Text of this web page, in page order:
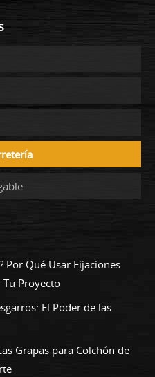
Por Qué Usar Fijaciones
Proyecto
El Poder de las
Grapas para Colchón de